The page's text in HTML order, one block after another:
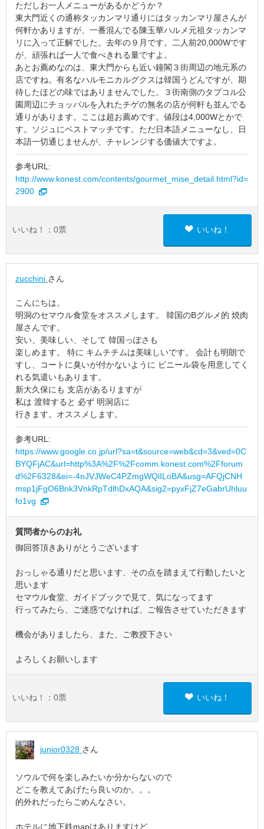
ただしお一人メニューがあるかどうか？
東大門近くの通称タッカンマリ通りにはタッカンマリ屋さんが
何軒かありますが、一番混んでる陳玉華ハルメ元祖タッカンマ
リに入って正解でした。去年の９月です。二人前20,000Wです
が、頑張れば一人で食べきれる量ですよ。
あとお薦めなのは、東大門からも近い鐘閣３街周辺の地元系の
店ですね。有名なハルモニカルグクスは韓国うどんですが、期
待したほどの味ではありませんでした。３街南側のタプコル公
園周辺にチョッパルを入れたチゲの無名の店が何軒も並んでる
通りがあります。ここは超お薦めです。値段は4,000Wとかで
す。ソジュにベストマッチです。ただ日本語メニューなし、日
本語一切通じませんが、チャレンジする価値大ですよ。
参考URL:
http://www.konest.com/contents/gourmet_mise_detail.html?id=
2900
いいね！： 0票 いいね！
zucchini さん
こんにちは。
明洞のセマウル食堂をオススメします。 韓国のBグルメ的 焼肉
屋さんです。
安い、美味しい、そして 韓国っぽさも
楽しめます。 特に キムチチムは美味しいです。 会計も明朗で
すし、コートに臭いが付かないように ビニール袋を用意してく
れる気遣いもあります。
新大久保にも 支店があるりますが
私は 渡韓すると 必ず 明洞店に
行きます。オススメします。
参考URL:
https://www.google.co.jp/url?sa=t&source=web&cd=3&ved=0C
BYQFjAC&url=http%3A%2F%2Fcomm.konest.com%2Fforum
d%2F6328&ei=-4nJVJWeC4PZmgWQiILoBA&usg=AFQjCNH
msp1jFgO6Bnk3VnkRpTdlhDxAQA&sig2=pyxFjZ7eGabrUhluu
fo1vg
質問者からのお礼
御回答頂きありがとうございます
おっしゃる通りだと思います、その点を踏まえて行動したいと
思います
セマウル食堂、ガイドブックで見て、気になってます
行ってみたら、ご迷惑でなければ、ご報告させていただきます
機会がありましたら、また、ご教授下さい
よろしくお願いします
いいね！： 0票 いいね！
junior0328 さん
ソウルで何を楽しみたいか分からないので
どこを教えてあげたら良いのか。。。
的外れだったらごめんなさい。
ホテルに地下鉄mapはありますけど、